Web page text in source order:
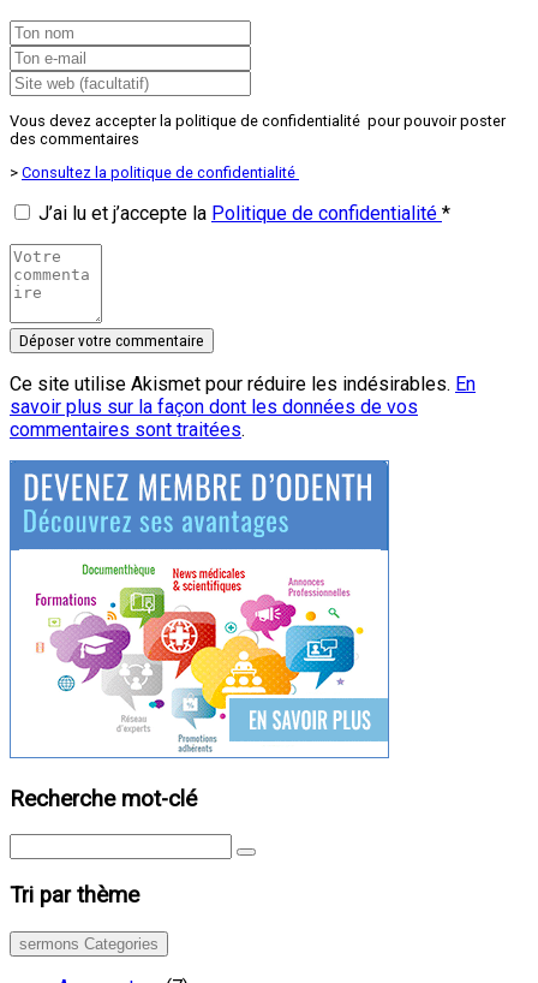
Vous devez accepter la politique de confidentialité pour pouvoir poster
des commentaires
> Consultez la politique de confidentialité
J’ai lu et j’accepte la Politique de confidentialité *
Ce site utilise Akismet pour réduire les indésirables. En
savoir plus sur la façon dont les données de vos
commentaires sont traitées.
Recherche mot-clé
Tri par thème
sermons Categories